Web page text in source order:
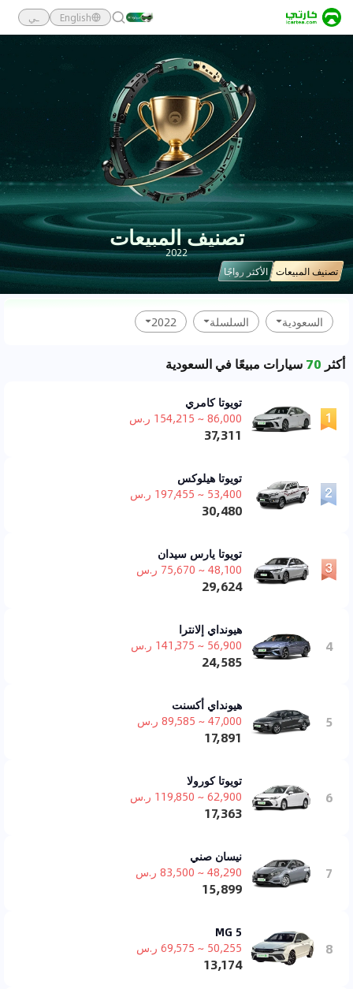
English ـي
تصنيف المبيعات
2022
تصنيف المبيعات الأكثر رواجًا
السعودية السلسلة 2022
أكثر 70 سيارات مبيعًا في السعودية
تويوتا كامري
86,000 ~ 154,215 ر.س
37,311
تويوتا هيلوكس
53,400 ~ 197,455 ر.س
30,480
تويوتا يارس سيدان
48,100 ~ 75,670 ر.س
29,624
4
هيونداي إلانترا
56,900 ~ 141,375 ر.س
24,585
5
هيونداي أكسنت
47,000 ~ 89,585 ر.س
17,891
6
تويوتا كورولا
62,900 ~ 119,850 ر.س
17,363
7
نيسان صني
48,290 ~ 83,500 ر.س
15,899
8
MG 5
50,255 ~ 69,575 ر.س
13,174